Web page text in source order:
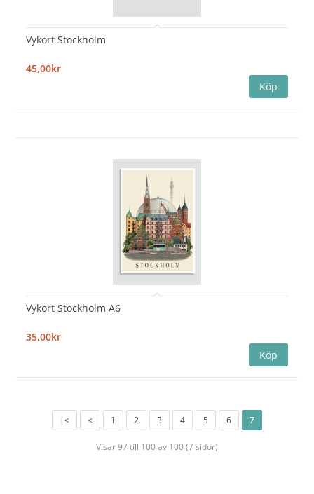
Vykort Stockholm
45,00kr
Vykort Stockholm A6
35,00kr
|< < 1 2 3 4 5 6 7
Visar 97 till 100 av 100 (7 sidor)